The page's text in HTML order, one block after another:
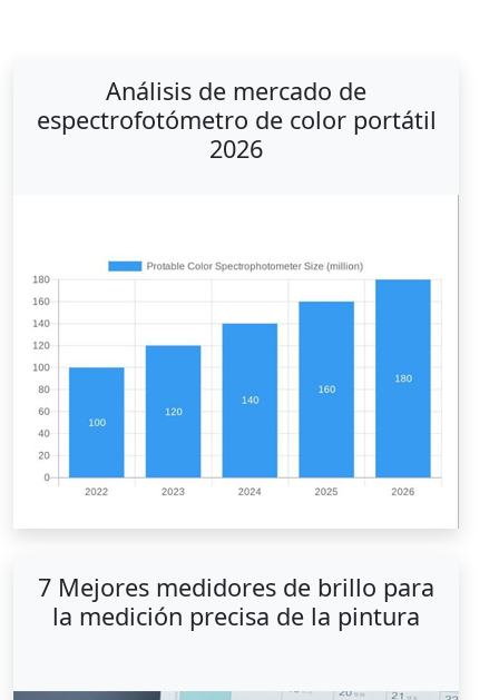
Análisis de mercado de
espectrofotómetro de color portátil
2026
7 Mejores medidores de brillo para
la medición precisa de la pintura